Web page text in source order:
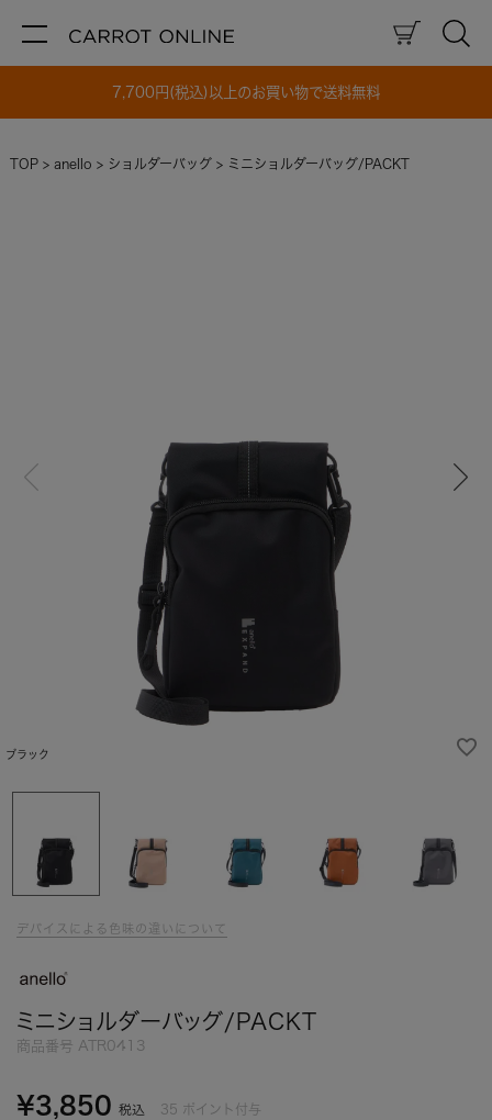
7,700円(税込)以上のお買い物で送料無料
TOP anello ショルダーバッグ ミニショルダーバッグ/PACKT
ブラック
デバイスによる色味の違いについて
ミニショルダーバッグ/PACKT
商品番号 ATR0413
¥3,850 税込 35 ポイント付与